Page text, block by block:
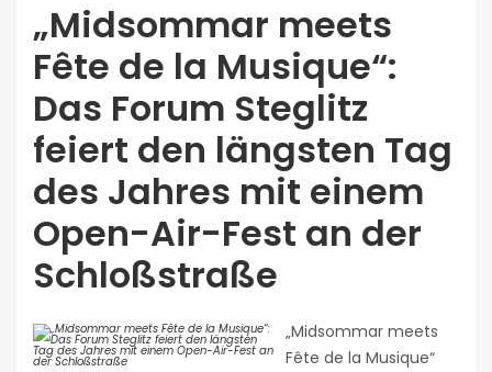
„Midsommar meets
Fête de la Musique“:
Das Forum Steglitz
feiert den längsten Tag
des Jahres mit einem
Open-Air-Fest an der
Schloßstraße
„Midsommar meets
Fête de la Musique“